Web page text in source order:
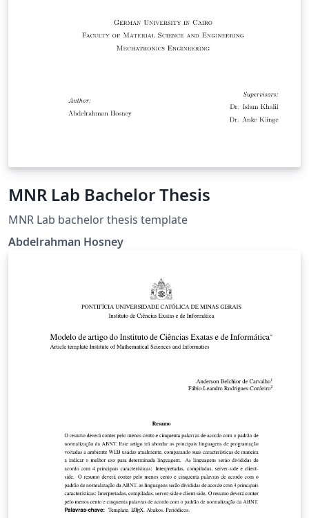
MNR Lab Bachelor Thesis
MNR Lab bachelor thesis template
Abdelrahman Hosney